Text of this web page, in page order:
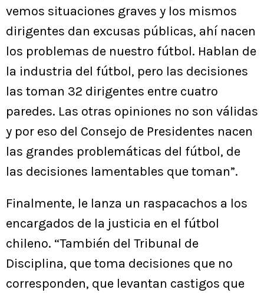
vemos situaciones graves y los mismos
dirigentes dan excusas públicas, ahí nacen
los problemas de nuestro fútbol. Hablan de
la industria del fútbol, pero las decisiones
las toman 32 dirigentes entre cuatro
paredes. Las otras opiniones no son válidas
y por eso del Consejo de Presidentes nacen
las grandes problemáticas del fútbol, de
las decisiones lamentables que toman”.
Finalmente, le lanza un raspacachos a los
encargados de la justicia en el fútbol
chileno. “También del Tribunal de
Disciplina, que toma decisiones que no
corresponden, que levantan castigos que